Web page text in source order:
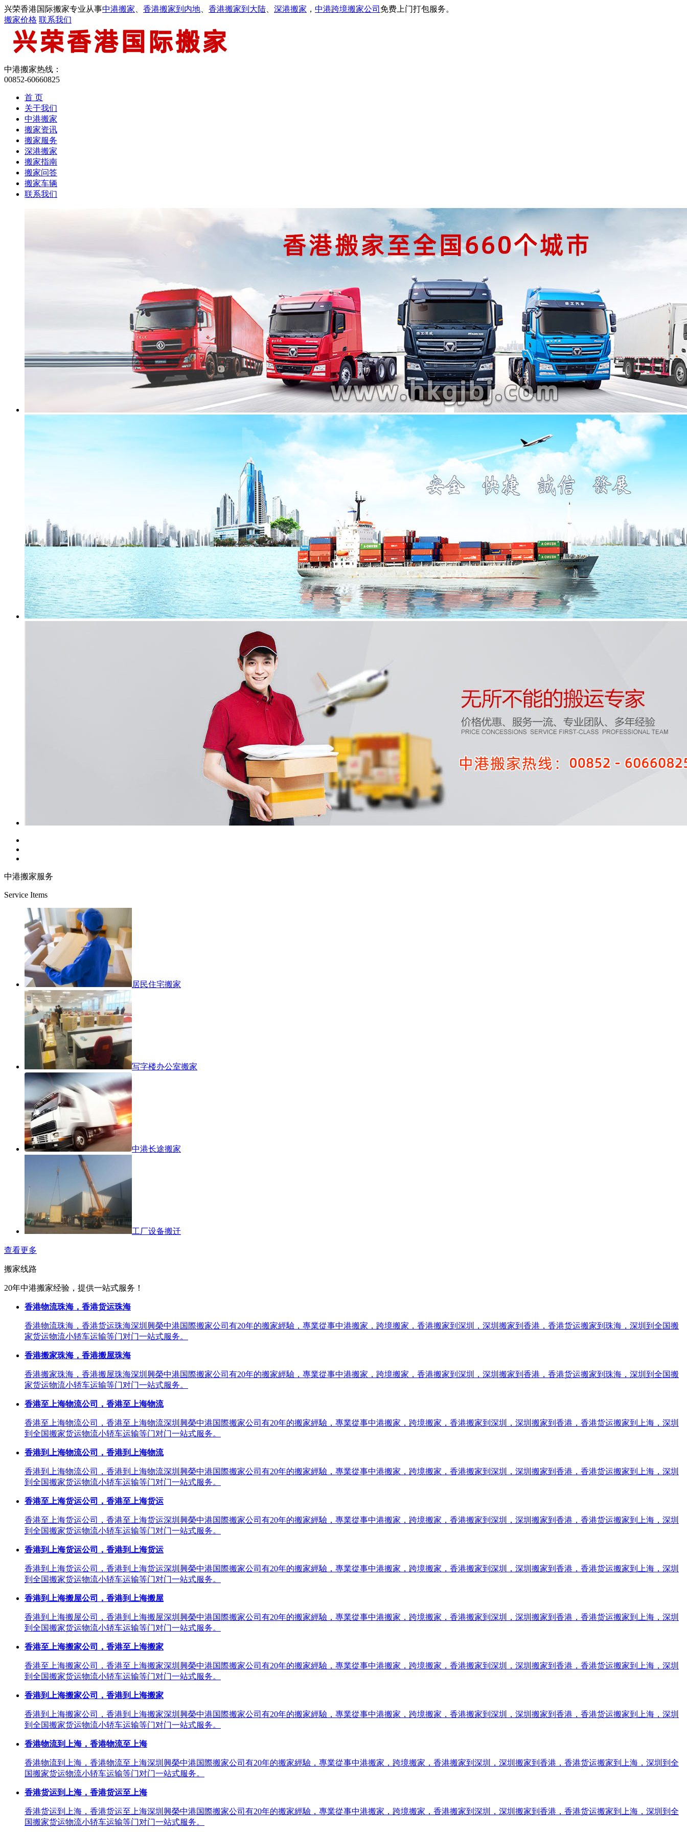
兴荣香港国际搬家专业从事中港搬家 香港搬家到内地 香港搬家到大陆 深港搬家 ， 中港跨境搬家公司 免费上门打包服务。
搬家价格 联系我们
中港搬家热线：
00852-60660825
首 页
关于我们
中港搬家
搬家资讯
搬家服务
深港搬家
搬家指南
搬家问答
搬家车辆
联系我们
中港搬家服务
Service Items
居民住宅搬家
写字楼办公室搬家
中港长途搬家
工厂设备搬迁
查看更多
搬家线路
20年中港搬家经验，提供一站式服务！
香港物流珠海，香港货运珠海
香港物流珠海，香港货运珠海深圳興榮中港国際搬家公司有20年的搬家經驗，專業從事中港搬家，跨境搬家，香港搬家到深圳，深圳搬家到香港，香港货运搬家到珠海，深圳到全国搬
家货运物流小轿车运输等门对门一站式服务。
香港搬家珠海，香港搬屋珠海
香港搬家珠海，香港搬屋珠海深圳興榮中港国際搬家公司有20年的搬家經驗，專業從事中港搬家，跨境搬家，香港搬家到深圳，深圳搬家到香港，香港货运搬家到珠海，深圳到全国搬
家货运物流小轿车运输等门对门一站式服务。
香港至上海物流公司，香港至上海物流
香港至上海物流公司，香港至上海物流深圳興榮中港国際搬家公司有20年的搬家經驗，專業從事中港搬家，跨境搬家，香港搬家到深圳，深圳搬家到香港，香港货运搬家到上海，深圳
到全国搬家货运物流小轿车运输等门对门一站式服务。
香港到上海物流公司，香港到上海物流
香港到上海物流公司，香港到上海物流深圳興榮中港国際搬家公司有20年的搬家經驗，專業從事中港搬家，跨境搬家，香港搬家到深圳，深圳搬家到香港，香港货运搬家到上海，深圳
到全国搬家货运物流小轿车运输等门对门一站式服务。
香港至上海货运公司，香港至上海货运
香港至上海货运公司，香港至上海货运深圳興榮中港国際搬家公司有20年的搬家經驗，專業從事中港搬家，跨境搬家，香港搬家到深圳，深圳搬家到香港，香港货运搬家到上海，深圳
到全国搬家货运物流小轿车运输等门对门一站式服务。
香港到上海货运公司，香港到上海货运
香港到上海货运公司，香港到上海货运深圳興榮中港国際搬家公司有20年的搬家經驗，專業從事中港搬家，跨境搬家，香港搬家到深圳，深圳搬家到香港，香港货运搬家到上海，深圳
到全国搬家货运物流小轿车运输等门对门一站式服务。
香港到上海搬屋公司，香港到上海搬屋
香港到上海搬屋公司，香港到上海搬屋深圳興榮中港国際搬家公司有20年的搬家經驗，專業從事中港搬家，跨境搬家，香港搬家到深圳，深圳搬家到香港，香港货运搬家到上海，深圳
到全国搬家货运物流小轿车运输等门对门一站式服务。
香港至上海搬家公司，香港至上海搬家
香港至上海搬家公司，香港至上海搬家深圳興榮中港国際搬家公司有20年的搬家經驗，專業從事中港搬家，跨境搬家，香港搬家到深圳，深圳搬家到香港，香港货运搬家到上海，深圳
到全国搬家货运物流小轿车运输等门对门一站式服务。
香港到上海搬家公司，香港到上海搬家
香港到上海搬家公司，香港到上海搬家深圳興榮中港国際搬家公司有20年的搬家經驗，專業從事中港搬家，跨境搬家，香港搬家到深圳，深圳搬家到香港，香港货运搬家到上海，深圳
到全国搬家货运物流小轿车运输等门对门一站式服务。
香港物流到上海，香港物流至上海
香港物流到上海，香港物流至上海深圳興榮中港国際搬家公司有20年的搬家經驗，專業從事中港搬家，跨境搬家，香港搬家到深圳，深圳搬家到香港，香港货运搬家到上海，深圳到全
国搬家货运物流小轿车运输等门对门一站式服务。
香港货运到上海，香港货运至上海
香港货运到上海，香港货运至上海深圳興榮中港国際搬家公司有20年的搬家經驗，專業從事中港搬家，跨境搬家，香港搬家到深圳，深圳搬家到香港，香港货运搬家到上海，深圳到全
国搬家货运物流小轿车运输等门对门一站式服务。